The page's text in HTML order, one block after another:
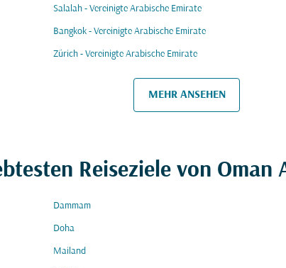
Salalah - Vereinigte Arabische Emirate
Bangkok - Vereinigte Arabische Emirate
Zürich - Vereinigte Arabische Emirate
MEHR ANSEHEN
Reiseziele von Oman
Dammam
Doha
Mailand